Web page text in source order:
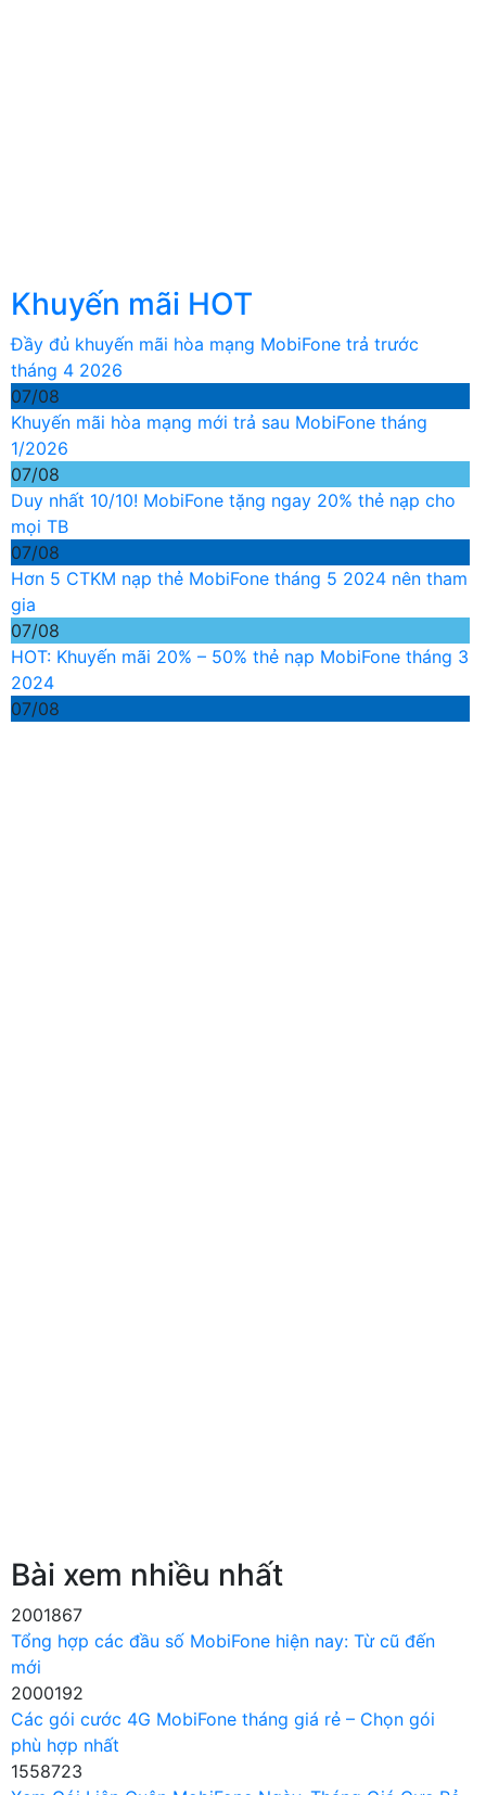
Khuyến mãi HOT
Đầy đủ khuyến mãi hòa mạng MobiFone trả trước
tháng 4 2026
07/08
Khuyến mãi hòa mạng mới trả sau MobiFone tháng
1/2026
07/08
Duy nhất 10/10! MobiFone tặng ngay 20% thẻ nạp cho
mọi TB
07/08
Hơn 5 CTKM nạp thẻ MobiFone tháng 5 2024 nên tham
gia
07/08
HOT: Khuyến mãi 20% – 50% thẻ nạp MobiFone tháng 3
2024
07/08
Bài xem nhiều nhất
2001867
Tổng hợp các đầu số MobiFone hiện nay: Từ cũ đến
mới
2000192
Các gói cước 4G MobiFone tháng giá rẻ – Chọn gói
phù hợp nhất
1558723